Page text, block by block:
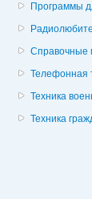
Программы
Справочные
Телефонная
Техника
Техника